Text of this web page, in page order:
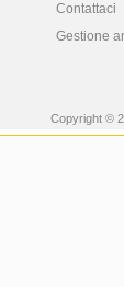
Contattaci
Gestione
Copyright ©